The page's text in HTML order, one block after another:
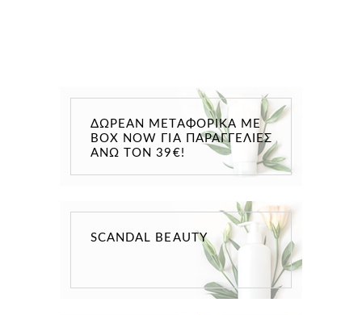
ΔΩΡΕΆΝ ΜΕΤΑΦΟΡΙΚΆ ΜΕ
BOX NOW ΓΙΑ ΠΑΡΑΓΓΕΛΊΕΣ
ΆΝΩ ΤΟΝ 39€!
SCANDAL BEAUTY